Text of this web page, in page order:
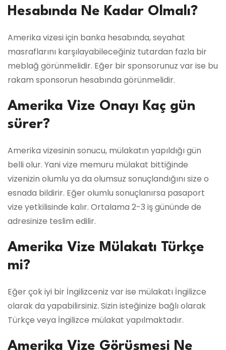
Hesabında Ne Kadar Olmalı?
Amerika vizesi için banka hesabında, seyahat
masraflarını karşılayabileceğiniz tutardan fazla bir
meblağ görünmelidir. Eğer bir sponsorunuz var ise bu
rakam sponsorun hesabında görünmelidir.
Amerika Vize Onayı Kaç gün
sürer?
Amerika vizesinin sonucu, mülakatın yapıldığı gün
belli olur. Yani vize memuru mülakat bittiğinde
vizenizin olumlu ya da olumsuz sonuçlandığını size o
esnada bildirir. Eğer olumlu sonuçlanırsa pasaport
vize yetkilisinde kalır. Ortalama 2-3 iş gününde de
adresinize teslim edilir.
Amerika Vize Mülakatı Türkçe
mi?
Eğer çok iyi bir İngilizceniz var ise mülakatı İngilizce
olarak da yapabilirsiniz. Sizin isteğinize bağlı olarak
Türkçe veya İngilizce mülakat yapılmaktadır.
Amerika Vize Görüşmesi Ne